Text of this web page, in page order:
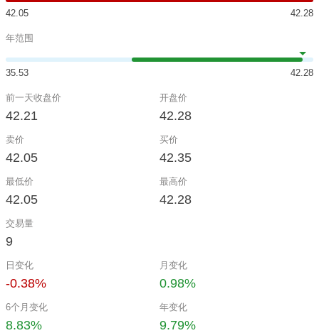
42.05 42.28
年范围
35.53 42.28
前一天收盘价
42.21
开盘价
42.28
卖价
42.05
买价
42.35
最低价
42.05
最高价
42.28
交易量
9
日变化
-0.38%
月变化
0.98%
6个月变化
8.83%
年变化
9.79%